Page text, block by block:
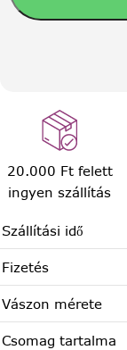
20.000 Ft felett
ingyen szállítás
Szállítási idő
Fizetés
Vászon mérete
Csomag tartalma